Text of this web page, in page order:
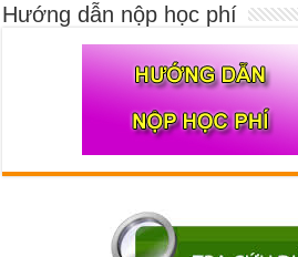
Hướng dẫn nộp học phí